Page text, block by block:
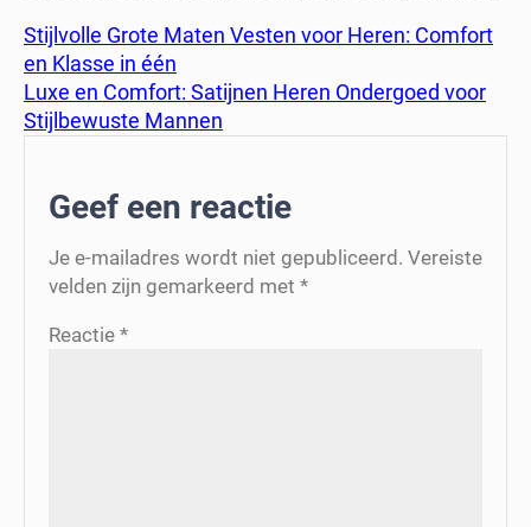
Stijlvolle Grote Maten Vesten voor Heren: Comfort
en Klasse in één
Luxe en Comfort: Satijnen Heren Ondergoed voor
Stijlbewuste Mannen
Geef een reactie
Je e-mailadres wordt niet gepubliceerd. Vereiste
velden zijn gemarkeerd met *
Reactie *